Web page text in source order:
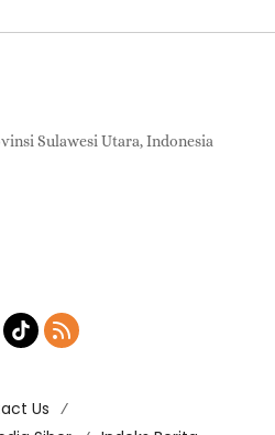
Sulawesi Utara, Indonesia
Us